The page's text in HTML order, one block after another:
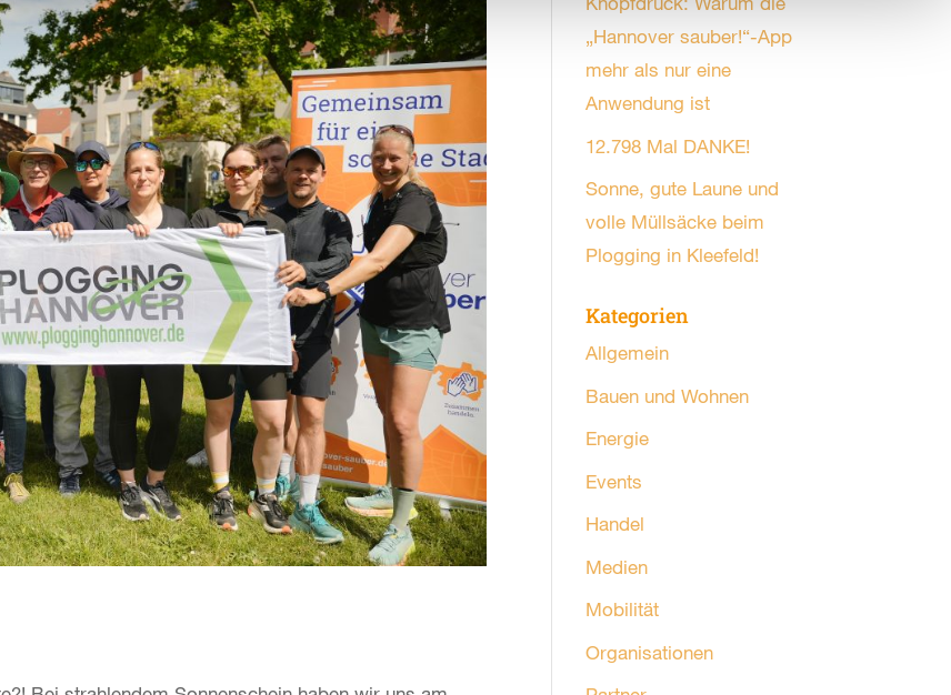
„Hannover sauber!“-App
mehr als nur eine
Anwendung ist
12.798 Mal DANKE!
Sonne, gute Laune und
volle Müllsäcke beim
Plogging in Kleefeld!
Kategorien
Allgemein
Bauen und Wohnen
Energie
Events
Handel
Medien
Mobilität
Organisationen